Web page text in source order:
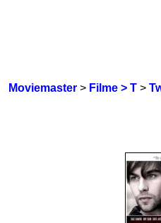
Moviemaster> Filme > T>